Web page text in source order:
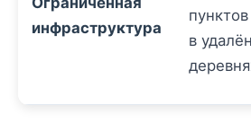
инфраструктура
в